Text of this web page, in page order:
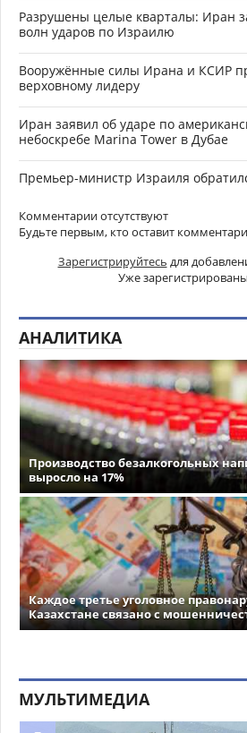
Разрушены целые кварталы: Иран
волн ударов по Израилю
Вооружённые силы Ирана и КСИР
верховному лидеру
Иран заявил об ударе по
небоскребе Marina Tower в Дубае
Премьер-министр Израиля
Комментарии отсутствуют
Будьте первым, кто оставит
Зарегистрируйтесь для
Уже
АНАЛИТИКА
Производство безалкогольных
выросло на 17%
Каждое третье уголовное
Казахстане связано с
МУЛЬТИМЕДИА